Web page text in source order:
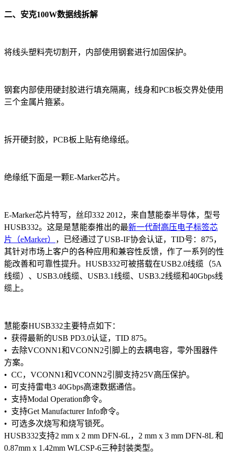
二、安克100W数据线拆解
将线头塑料壳切割开，内部使用钢套进行加固保护。
钢套内部使用硬封胶进行填充隔离，线身和PCB板交界处使用
三个金属片箍紧。
拆开硬封胶，PCB板上贴有绝缘纸。
绝缘纸下面是一颗E-Marker芯片。
E-Marker芯片特写，丝印332 2012，来自慧能泰半导体，型号
HUSB332。这是是慧能泰推出的最新一代耐高压电子标签芯
片（eMarker）
，已经通过了USB-IF协会认证，TID号：875，
其针对市场上客户的各种应用和兼容性反馈，作了一系列的性
能改善和可靠性提升。HUSB332可被搭载在USB2.0线缆（5A
线缆）、USB3.0线缆、USB3.1线缆、USB3.2线缆和40Gbps线
缆上。
慧能泰HUSB332主要特点如下：
• 获得最新的USB PD3.0认证，TID 875。
• 去除VCONN1和VCONN2引脚上的去耦电容，零外围器件
方案。
• CC，VCONN1和VCONN2引脚支持25V高压保护。
• 可支持雷电3 40Gbps高速数据通信。
• 支持Modal Operation命令。
• 支持Get Manufacturer Info命令。
• 可选多次烧写和烧写锁死。
HUSB332支持2 mm x 2 mm DFN-6L，2 mm x 3 mm DFN-8L 和
0.87mm x 1.42mm WLCSP-6三种封装类型。